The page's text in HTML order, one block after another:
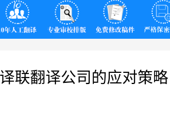
联翻译公司的应对策略